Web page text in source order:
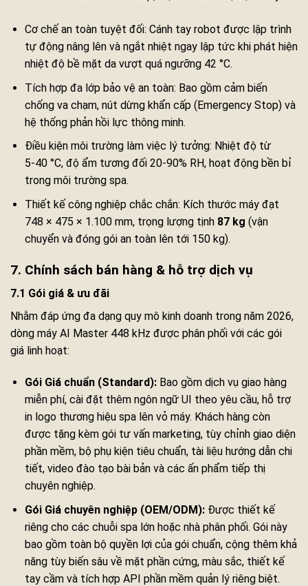
Cơ chế an toàn tuyệt đối: Cánh tay robot được lập trình
tự động nâng lên và ngắt nhiệt ngay lập tức khi phát hiện
nhiệt độ bề mặt da vượt quá ngưỡng 42 °C.
Tích hợp đa lớp bảo vệ an toàn: Bao gồm cảm biến
chống va chạm, nút dừng khẩn cấp (Emergency Stop) và
hệ thống phản hồi lực thông minh.
Điều kiện môi trường làm việc lý tưởng: Nhiệt độ từ
5‑40 °C, độ ẩm tương đối 20‑90% RH, hoạt động bền bỉ
trong môi trường spa.
Thiết kế công nghiệp chắc chắn: Kích thước máy đạt
748 × 475 × 1.100 mm, trọng lượng tịnh 87 kg (vận
chuyển và đóng gói an toàn lên tới 150 kg).
7. Chính sách bán hàng & hỗ trợ dịch vụ
7.1 Gói giá & ưu đãi
Nhằm đáp ứng đa dạng quy mô kinh doanh trong năm 2026,
dòng máy AI Master 448 kHz được phân phối với các gói
giá linh hoạt:
Gói Giá chuẩn (Standard):Bao gồm dịch vụ giao hàng
miễn phí, cài đặt thêm ngôn ngữ UI theo yêu cầu, hỗ trợ
in logo thương hiệu spa lên vỏ máy. Khách hàng còn
được tặng kèm gói tư vấn marketing, tùy chỉnh giao diện
phần mềm, bộ phụ kiện tiêu chuẩn, tài liệu hướng dẫn chi
tiết, video đào tạo bài bản và các ấn phẩm tiếp thị
chuyên nghiệp.
Gói Giá chuyên nghiệp (OEM/ODM):Được thiết kế
riêng cho các chuỗi spa lớn hoặc nhà phân phối. Gói này
bao gồm toàn bộ quyền lợi của gói chuẩn, cộng thêm khả
năng tùy biến sâu về mặt phần cứng, màu sắc, thiết kế
tay cầm và tích hợp API phần mềm quản lý riêng biệt.